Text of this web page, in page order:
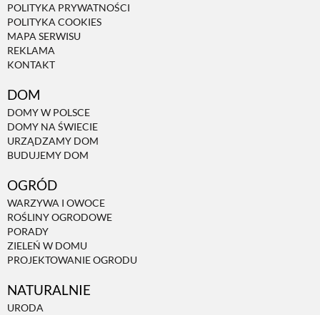
POLITYKA PRYWATNOŚCI
POLITYKA COOKIES
MAPA SERWISU
REKLAMA
KONTAKT
DOM
DOMY W POLSCE
DOMY NA ŚWIECIE
URZĄDZAMY DOM
BUDUJEMY DOM
OGRÓD
WARZYWA I OWOCE
ROŚLINY OGRODOWE
PORADY
ZIELEŃ W DOMU
PROJEKTOWANIE OGRODU
NATURALNIE
URODA